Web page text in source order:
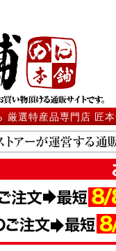
厳選特産品専門店 匠